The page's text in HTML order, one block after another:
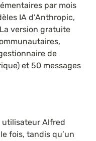
par mois
IA d’Anthropic,
version gratuite
de
et 50 messages
utilisateur Alfred
fois, tandis qu’un